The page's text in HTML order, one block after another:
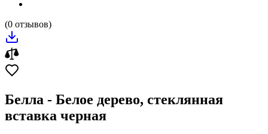
(0 отзывов)
Белла - Белое дерево, стеклянная
вставка черная